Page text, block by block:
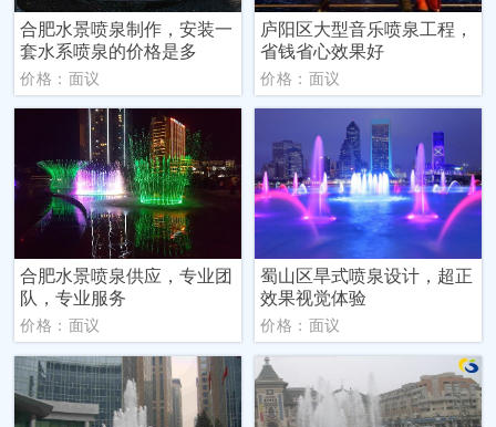
合肥水景喷泉制作，安装一
套水系喷泉的价格是多
价格：面议
庐阳区大型音乐喷泉工程，
省钱省心效果好
价格：面议
合肥水景喷泉供应，专业团
队，专业服务
价格：面议
蜀山区旱式喷泉设计，超正
效果视觉体验
价格：面议